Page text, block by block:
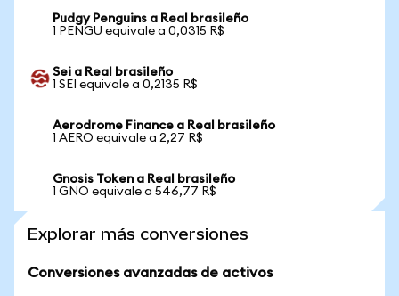
Pudgy Penguins a Real brasileño
1 PENGU equivale a 0,0315 R$
Sei a Real brasileño
1 SEI equivale a 0,2135 R$
Aerodrome Finance a Real brasileño
1 AERO equivale a 2,27 R$
Gnosis Token a Real brasileño
1 GNO equivale a 546,77 R$
Explorar más conversiones
Conversiones avanzadas de activos